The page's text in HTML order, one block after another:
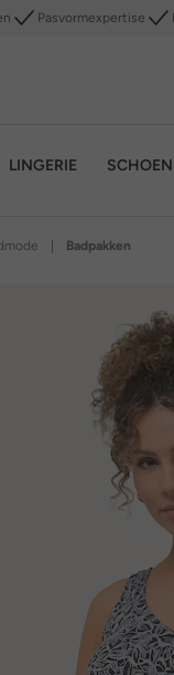
Pasvormexpertise
LINGERIE
Badpakken